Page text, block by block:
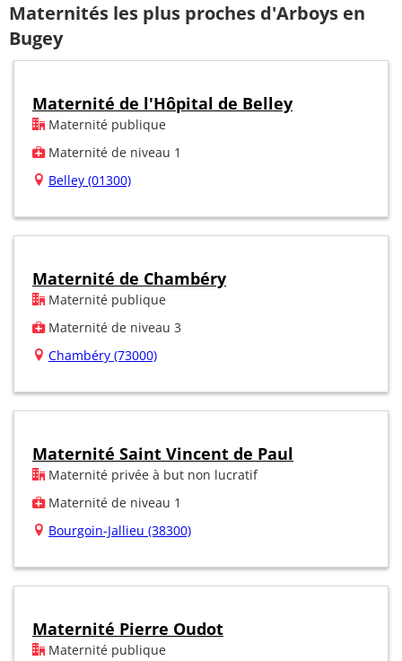
Maternités les plus proches d'Arboys en
Bugey
Maternité de l'Hôpital de Belley
Maternité publique
Maternité de niveau 1
Belley (01300)
Maternité de Chambéry
Maternité publique
Maternité de niveau 3
Chambéry (73000)
Maternité Saint Vincent de Paul
Maternité privée à but non lucratif
Maternité de niveau 1
Bourgoin-Jallieu (38300)
Maternité Pierre Oudot
Maternité publique